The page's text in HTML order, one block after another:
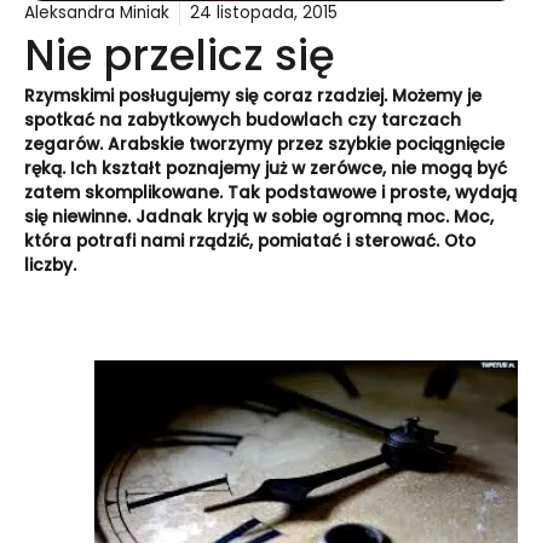
Aleksandra Miniak 24 listopada, 2015
Nie przelicz się
Rzymskimi posługujemy się coraz rzadziej. Możemy je
spotkać na zabytkowych budowlach czy tarczach
zegarów. Arabskie tworzymy przez szybkie pociągnięcie
ręką. Ich kształt poznajemy już w zerówce, nie mogą być
zatem skomplikowane. Tak podstawowe i proste, wydają
się niewinne. Jadnak kryją w sobie ogromną moc. Moc,
która potrafi nami rządzić, pomiatać i sterować. Oto
liczby.